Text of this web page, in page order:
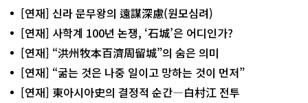
[연재] 신라 문무왕의 遠謀深慮(원모심려)
[연재] 사학계 100년 논쟁, ‘石城’은 어디인가?
[연재] “洪州牧本百濟周留城”의 숨은 의미
[연재] “굶는 것은 나중 일이고 망하는 것이 먼저”
[연재] 東아시아史의 결정적 순간―白村江 전투